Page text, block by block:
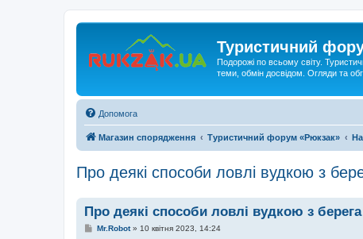
Туристичний
Подорожі по всьому світу.
теми, обмін досвідом. Огляди та
Допомога
Магазин спорядження Туристичний форум «Рюкзак»
Про деякі способи ловлі вудкою з
Про деякі способи ловлі вудкою з берега
ПMr.Robot» 10 квітня 2023, 14:24